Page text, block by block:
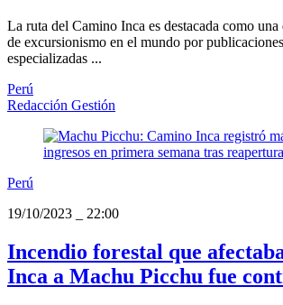
La ruta del Camino Inca es destacada como una
de excursionismo en el mundo por
especializadas ...
Perú
Redacción Gestión
Perú
19/10/2023
22:00
Incendio forestal que
Inca a Machu Picchu fue